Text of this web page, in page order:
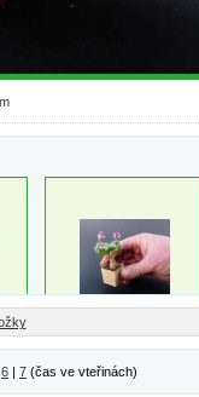
6 | 7 (čas ve vteřinách)